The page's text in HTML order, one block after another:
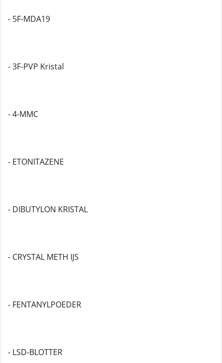
- 5F-MDA19
- 3F-PVP Kristal
- 4-MMC
- ETONITAZENE
- DIBUTYLON KRISTAL
- CRYSTAL METH IJS
- FENTANYLPOEDER
- LSD-BLOTTER